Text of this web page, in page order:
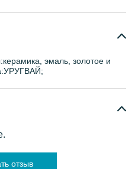
эмаль, золотое и
отзыв